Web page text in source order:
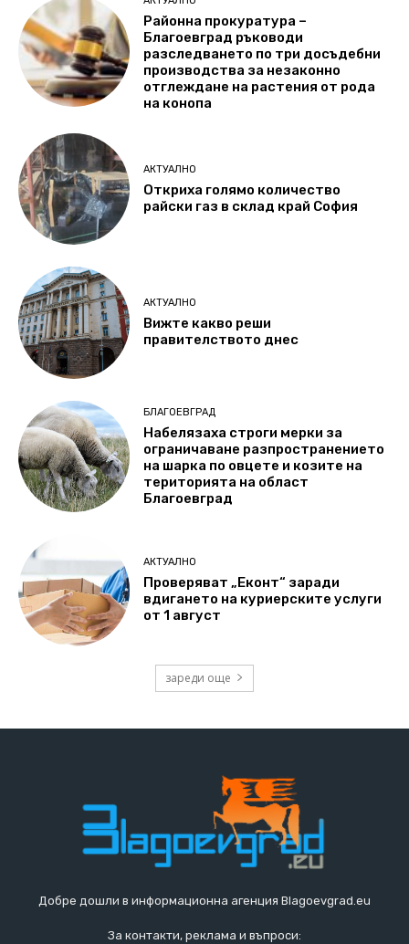
Районна прокуратура –
Благоевград ръководи
разследването по три досъдебни
производства за незаконно
отглеждане на растения от рода
на конопа
АКТУАЛНО
Откриха голямо количество
райски газ в склад край София
АКТУАЛНО
Вижте какво реши
правителството днес
БЛАГОЕВГРАД
Набелязаха строги мерки за
ограничаване разпространението
на шарка по овцете и козите на
територията на област
Благоевград
АКТУАЛНО
Проверяват „Еконт“ заради
вдигането на куриерските услуги
от 1 август
зареди още
Добре дошли в информационна агенция Blagoevgrad.eu
За контакти, реклама и въпроси: